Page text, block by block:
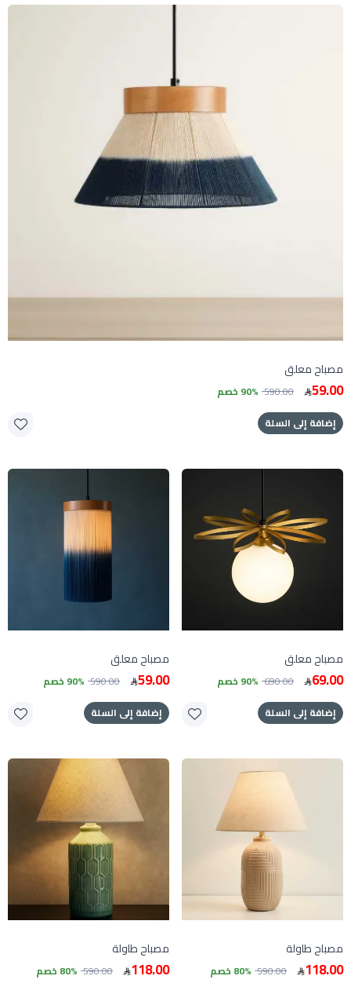
مصباح معلق
59.00
590.00 90% خصم
إضافة إلى السلة
مصباح معلق
69.00
690.00 90% خصم
إضافة إلى السلة
مصباح معلق
59.00
590.00 90% خصم
إضافة إلى السلة
مصباح طاولة
118.00
590.00 80% خصم
مصباح طاولة
118.00
590.00 80% خصم